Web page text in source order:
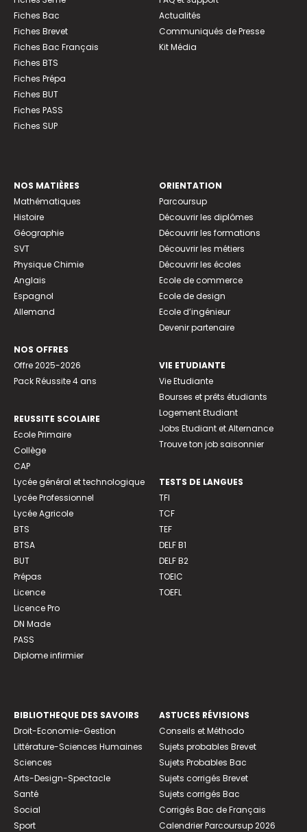
Fiches Bac
Fiches Brevet
Fiches Bac Français
Fiches BTS
Fiches Prépa
Fiches BUT
Fiches PASS
Fiches SUP
Actualités
Communiqués de Presse
Kit Média
NOS MATIÈRES
Mathématiques
Histoire
Géographie
SVT
Physique Chimie
Anglais
Espagnol
Allemand
NOS OFFRES
Offre 2025-2026
Pack Réussite 4 ans
REUSSITE SCOLAIRE
Ecole Primaire
Collège
CAP
Lycée général et technologique
Lycée Professionnel
Lycée Agricole
BTS
BTSA
BUT
Prépas
Licence
Licence Pro
DN Made
PASS
Diplome infirmier
ORIENTATION
Parcoursup
Découvrir les diplômes
Découvrir les formations
Découvrir les métiers
Découvrir les écoles
Ecole de commerce
Ecole de design
Ecole d’ingénieur
Devenir partenaire
VIE ETUDIANTE
Vie Etudiante
Bourses et prêts étudiants
Logement Etudiant
Jobs Etudiant et Alternance
Trouve ton job saisonnier
TESTS DE LANGUES
TFI
TCF
TEF
DELF B1
DELF B2
TOEIC
TOEFL
BIBLIOTHEQUE DES SAVOIRS
Droit-Economie-Gestion
Littérature-Sciences Humaines
Sciences
Arts-Design-Spectacle
Santé
Social
Sport
ASTUCES RÉVISIONS
Conseils et Méthodo
Sujets probables Brevet
Sujets Probables Bac
Sujets corrigés Brevet
Sujets corrigés Bac
Corrigés Bac de Français
Calendrier Parcoursup 2026